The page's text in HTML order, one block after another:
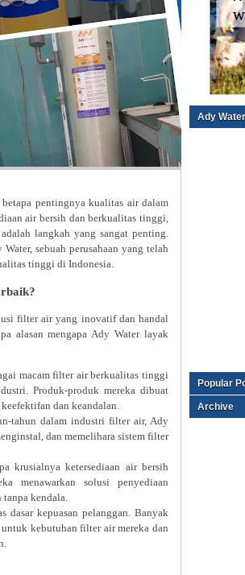
pentingnya kualitas air dalam
air bersih dan berkualitas tinggi,
langkah yang sangat penting.
sebuah perusahaan yang telah
tinggi di Indonesia.
filter air yang inovatif dan handal
alasan mengapa Ady Water layak
macam filter air berkualitas tinggi
Produk-produk mereka dibuat
dan keandalan.
tahun dalam industri filter air, Ady
dan memelihara sistem filter
krusialnya ketersediaan air bersih
menawarkan solusi penyediaan
kendala.
dasar kepuasan pelanggan. Banyak
kebutuhan filter air mereka dan
Ady
Popular
Archive